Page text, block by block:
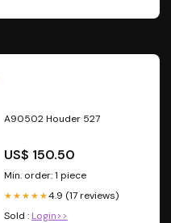
A90502 Houder 527
US$ 150.50
Min. order: 1 piece
★★★★★4.9 (17 reviews)
Sold : Login>>